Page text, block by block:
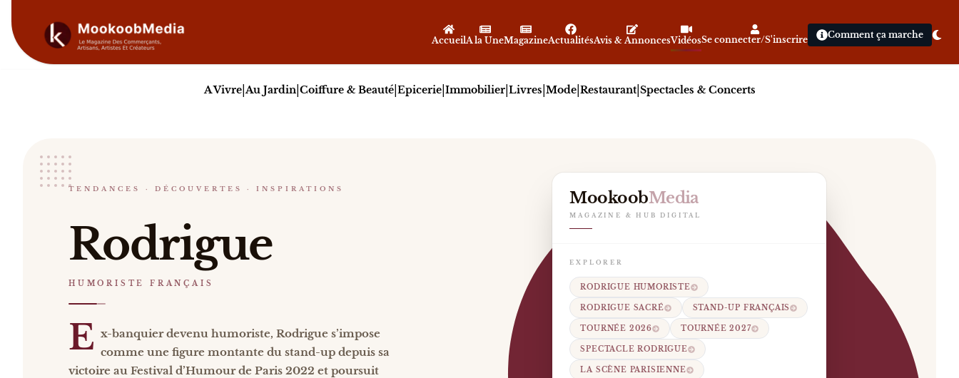
AccueilA la UneMagazineActualitésAvis & AnnoncesVidéosSe connecter/S'inscrire Comment ça marche
A Vivre|Au Jardin| Coiffure & Beauté| Epicerie| Immobilier| Livres Mode| Restaurant| Spectacles & Concerts
Rodrigue
HUMORISTE FRANÇAIS
Rodrigue Ex-banquier devenu humoriste, Rodrigue s’impose comme une figure montante du stand-up depuis sa victoire au Festival d’Humour de Paris
Catalogue : événements, vidéos.
TENDANCES · DÉCOUVERTES · INSPIRATIONS
Rodrigue
HUMORISTE FRANÇAIS
E x-banquier devenu humoriste, Rodrigue s’impose
comme une figure montante du stand-up depuis sa
victoire au Festival d’Humour de Paris 2022 et poursuit
MookoobMedia
MAGAZINE & HUB DIGITAL
EXPLORER
RODRIGUE HUMORISTE
RODRIGUE SACRÉ STAND-UP FRANÇAIS
TOURNÉE 2026 TOURNÉE 2027
SPECTACLE RODRIGUE
LA SCÈNE PARISIENNE